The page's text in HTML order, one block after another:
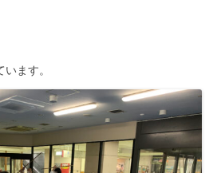
ます。